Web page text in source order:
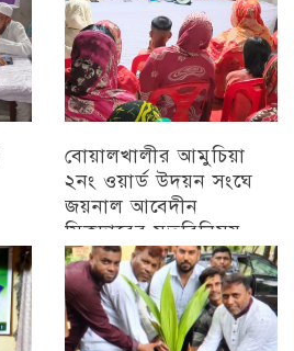
বোয়ালখালীর আমুচিয়া
২নং ওয়ার্ড উদয়ন সংঘে
জয়নাল আবেদীন
সিকদারের মতবিনিময়
অন্যান্য